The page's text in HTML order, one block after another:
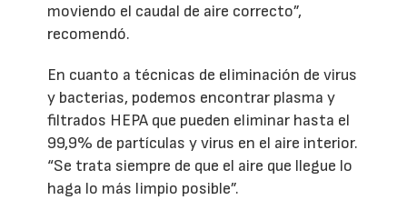
moviendo el caudal de aire correcto”,
recomendó.
En cuanto a técnicas de eliminación de virus
y bacterias, podemos encontrar plasma y
filtrados HEPA que pueden eliminar hasta el
99,9% de partículas y virus en el aire interior.
“Se trata siempre de que el aire que llegue lo
haga lo más limpio posible”.